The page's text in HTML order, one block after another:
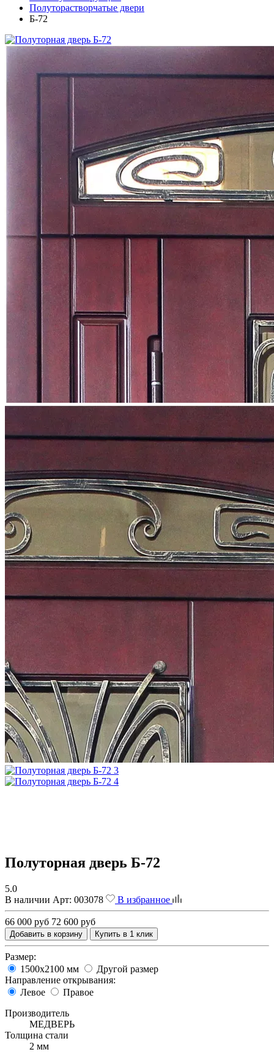
Полуторастворчатые двери
Б-72
Полуторная дверь Б-72
5.0
В наличии Арт: 003078 В избранное
66 000 руб 72 600 руб
Добавить в корзину Купить в 1 клик
Размер:
1500х2100 мм
Другой размер
Направление открывания:
Левое
Правое
Производитель
МЕДВЕРЬ
Толщина стали
2 мм